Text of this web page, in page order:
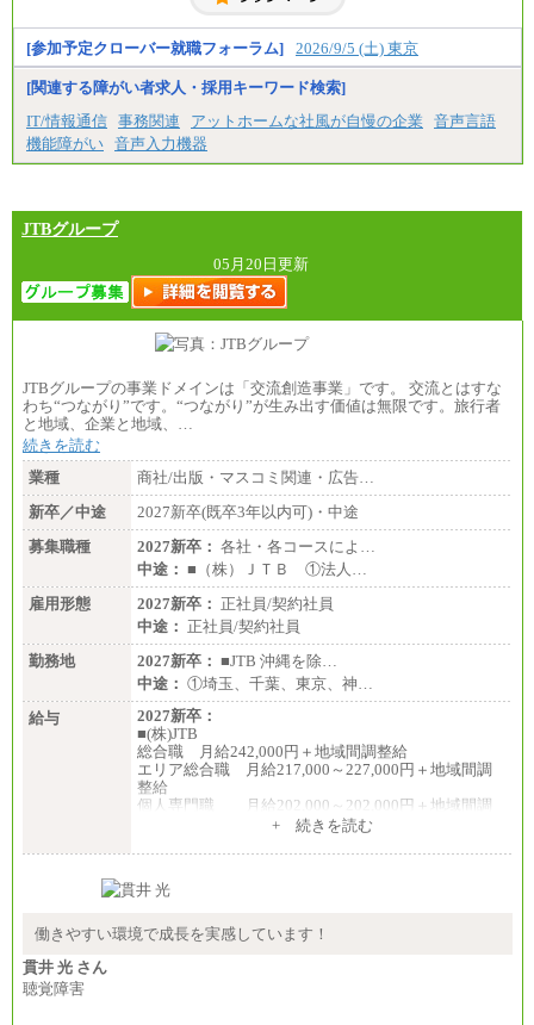
[参加予定クローバー就職フォーラム] 2026/9/5 (土) 東京
[関連する障がい者求人・採用キーワード検索]
IT/情報通信 事務関連 アットホームな社風が自慢の企業
音声言語
機能障がい 音声入力機器
JTBグループ
05月20日更新
JTBグループの事業ドメインは「交流創造事業」です。 交流とはすな
わち“つながり”です。“つながり”が生み出す価値は無限です。旅行者
と地域、企業と地域、…
続きを読む
業種
商社/出版・マスコミ関連・広告…
新卒／中途
2027新卒(既卒3年以内可)・中途
募集職種
2027新卒： 各社・各コースによ…
中途： ■（株）ＪＴＢ ①法人…
雇用形態
2027新卒： 正社員/契約社員
中途： 正社員/契約社員
勤務地
2027新卒： ■JTB 沖縄を除…
中途： ①埼玉、千葉、東京、神…
給与
2027新卒：
■(株)JTB
総合職 月給242,000円＋地域間調整給
エリア総合職 月給217,000～227,000円＋地域間調
整給
個人専門職 月給202,000～202,000円＋地域間調
総合職 月給208,000～235,000円
※詳細はJTBキャリアサイトよりご確認ください。
+ 続きを読む
働きやすい環境で成長を実感しています！
貫井 光 さん
聴覚障害